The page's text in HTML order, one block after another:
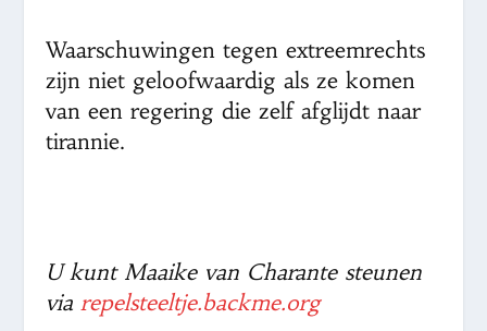
Waarschuwingen tegen extreemrechts
zijn niet geloofwaardig als ze komen
van een regering die zelf afglijdt naar
tirannie.
U kunt Maaike van Charante steunen
viarepelsteeltje.backme.org